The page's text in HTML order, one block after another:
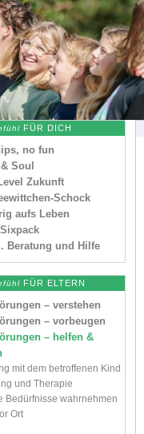
FÜR DICH
no fun
Soul
Zukunft
Schock
aufs Leben
Beratung und Hilfe
FÜR ELTERN
– verstehen
– vorbeugen
– helfen &
mit dem betroffenen Kind
und Therapie
Bedürfnisse wahrnehmen
Ort